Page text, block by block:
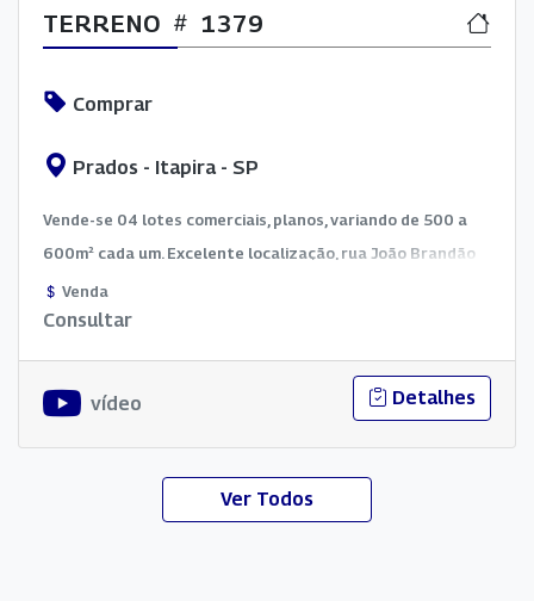
TERRENO 1379
Comprar
Prados - Itapira - SP
Vende-se 04 lotes comerciais, planos, variando de 500 a
600m² cada um. Excelente localização, rua João Brandão
Junior, Jardim Camboriú/ Prados. O valor para a venda é R$
520,00 o m².
Venda
Consultar
vídeo Detalhes
Ver Todos